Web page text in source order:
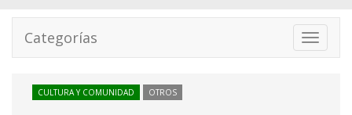
Toggle
Categorías
CULTURA Y COMUNIDAD OTROS